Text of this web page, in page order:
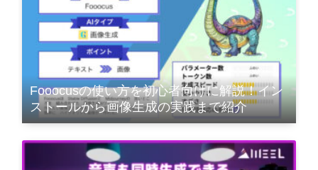
Fooocusの使い方を初心者向けに解説！イン
ストールから画像生成の実践まで紹介